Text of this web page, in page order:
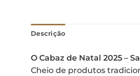
Descrição
O Cabaz de Natal 2025 –
Cheio de produtos